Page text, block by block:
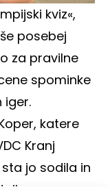
kviz«,
posebej
za pravilne
spominke
iger.
katere
Kranj
jo sodila in